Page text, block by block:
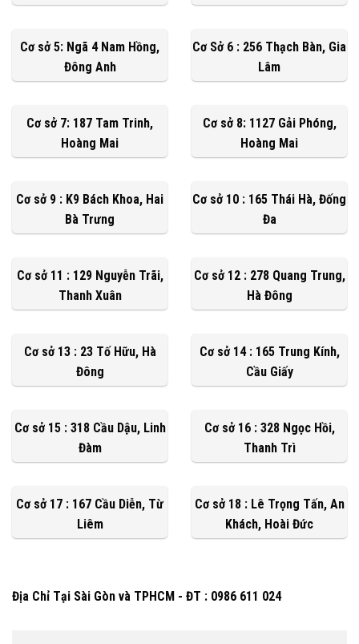
Cơ sở 5: Ngã 4 Nam Hồng,
Đông Anh
Cơ Sở 6 : 256 Thạch Bàn, Gia
Lâm
Cơ sở 7: 187 Tam Trinh,
Hoàng Mai
Cơ sở 8: 1127 Gải Phóng,
Hoàng Mai
Cơ sở 9 : K9 Bách Khoa, Hai
Bà Trưng
Cơ sở 10 : 165 Thái Hà, Đống
Đa
Cơ sở 11 : 129 Nguyễn Trãi,
Thanh Xuân
Cơ sở 12 : 278 Quang Trung,
Hà Đông
Cơ sở 13 : 23 Tố Hữu, Hà
Đông
Cơ sở 14 : 165 Trung Kính,
Cầu Giấy
Cơ sở 15 : 318 Cầu Dậu, Linh
Đàm
Cơ sở 16 : 328 Ngọc Hồi,
Thanh Trì
Cơ sở 17 : 167 Cầu Diễn, Từ
Liêm
Cơ sở 18 : Lê Trọng Tấn, An
Khách, Hoài Đức
Địa Chỉ Tại Sài Gòn và TPHCM - ĐT : 0986 611 024